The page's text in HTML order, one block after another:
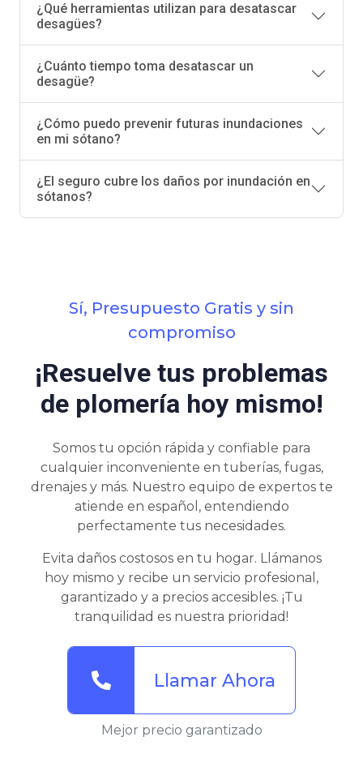
¿Qué herramientas utilizan para desatascar
desagües?
¿Cuánto tiempo toma desatascar un
desagüe?
¿Cómo puedo prevenir futuras inundaciones
en mi sótano?
¿El seguro cubre los daños por inundación en
sótanos?
Sí, Presupuesto Gratis y sin
compromiso
¡Resuelve tus problemas
de plomería hoy mismo!
Somos tu opción rápida y confiable para
cualquier inconveniente en tuberías, fugas,
drenajes y más. Nuestro equipo de expertos te
atiende en español, entendiendo
perfectamente tus necesidades.
Evita daños costosos en tu hogar. Llámanos
hoy mismo y recibe un servicio profesional,
garantizado y a precios accesibles. ¡Tu
tranquilidad es nuestra prioridad!
Llamar Ahora
Mejor precio garantizado